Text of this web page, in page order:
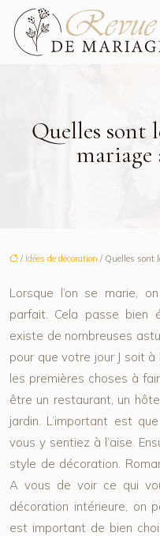
Quelles sont
mariage
/ Idées de décoration / Quelles sont
Lorsque l’on se marie,
parfait. Cela passe bien
existe de nombreuses
pour que votre jour J soit
les premières choses à
être un restaurant, un
jardin. L’important est
vous y sentiez à l’aise.
style de décoration.
A vous de voir ce qui
décoration intérieure, on
est important de bien